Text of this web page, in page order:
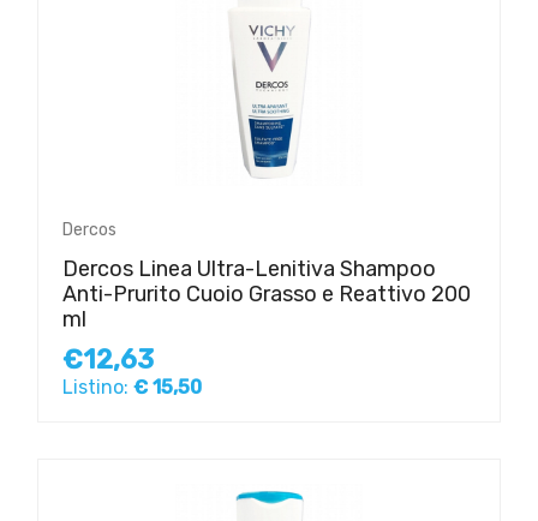
Dercos
Dercos Linea Ultra-Lenitiva Shampoo
Anti-Prurito Cuoio Grasso e Reattivo 200
ml
€12,63
Listino: € 15,50